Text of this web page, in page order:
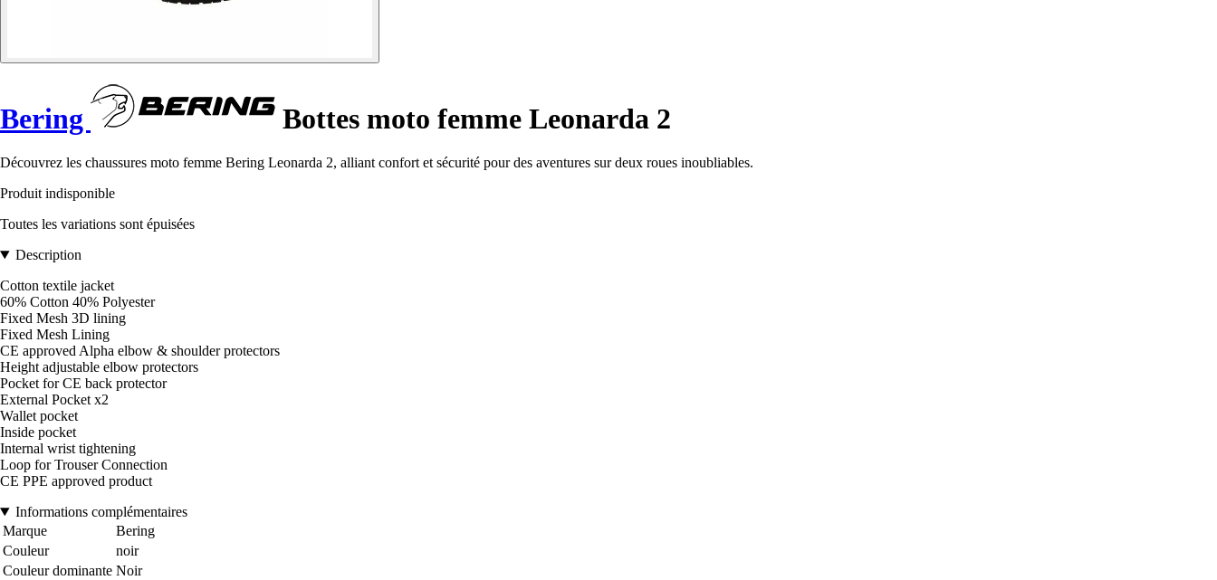
Bering Bottes moto femme Leonarda 2
Découvrez les chaussures moto femme Bering Leonarda 2, alliant confort et sécurité pour des aventures sur deux roues inoubliables.
Produit indisponible
Toutes les variations sont épuisées
Description
Cotton textile jacket
60% Cotton 40% Polyester
Fixed Mesh 3D lining
Fixed Mesh Lining
CE approved Alpha elbow & shoulder protectors
Height adjustable elbow protectors
Pocket for CE back protector
External Pocket x2
Wallet pocket
Inside pocket
Internal wrist tightening
Loop for Trouser Connection
CE PPE approved product
Informations complémentaires
Marque
Bering
Couleur
noir
Couleur dominante Noir